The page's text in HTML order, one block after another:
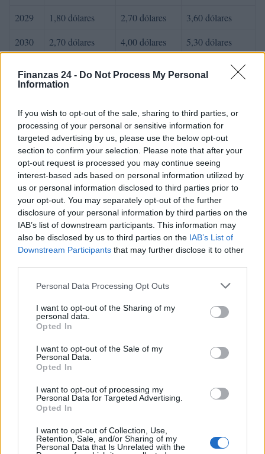
Finanzas 24 - Do Not Process My Personal
Information
If you wish to opt-out of the sale, sharing to third parties, or
processing of your personal or sensitive information for
targeted advertising by us, please use the below opt-out
section to confirm your selection. Please note that after your
opt-out request is processed you may continue seeing
interest-based ads based on personal information utilized by
us or personal information disclosed to third parties prior to
your opt-out. You may separately opt-out of the further
disclosure of your personal information by third parties on the
IAB’s list of downstream participants. This information may
also be disclosed by us to third parties on the IAB’s List of
Downstream Participants that may further disclose it to other
Please note that this website/app uses one or more Google
not limited to your visit or usage behaviour. You may click to
grant or deny consent to Google and its third-party tags to
use your data for below specified purposes in below Google
consent section.
Personal Data Processing Opt Outs
I want to opt-out of the Sharing of my
personal data.
Opted In
I want to opt-out of the Sale of my
Personal Data.
Opted In
I want to opt-out of processing my
Personal Data for Targeted Advertising.
Opted In
I want to opt-out of Collection, Use,
Retention, Sale, and/or Sharing of my
Personal Data that Is Unrelated with the
2029
1,80 dólares 2,70 dólares
3,60 dólares
2030
2,70 dólares 4,00 dólares 5,30 dólares
Consejo editorial
Sigue leyendo
CRIPTOMONEDAS